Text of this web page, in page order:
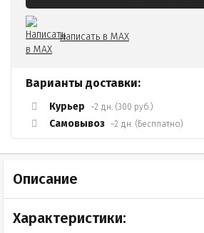
Написать в MAX
Варианты доставки:
Курьер ~2 дн. (300 руб.)
Самовывоз ~2 дн. (Бесплатно)
Описание
Характеристики: